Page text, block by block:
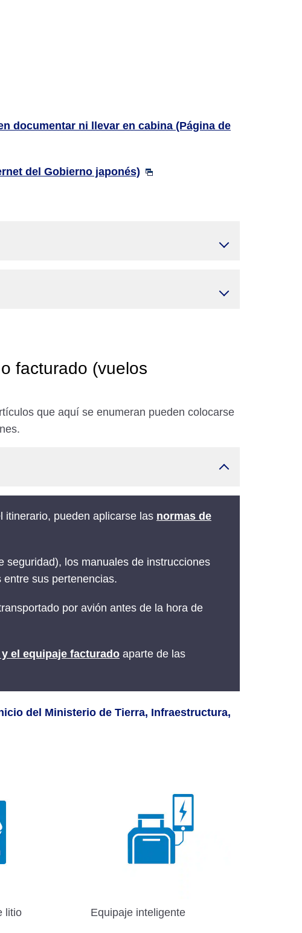
documentar ni llevar en cabina (Página de
del Gobierno japonés)
facturado (vuelos
que aquí se enumeran pueden colocarse
itinerario, pueden aplicarse las normas de
seguridad), los manuales de instrucciones
sus pertenencias.
por avión antes de la hora de
el equipaje facturado aparte de las
del Ministerio de Tierra, Infraestructura,
litio Equipaje inteligente